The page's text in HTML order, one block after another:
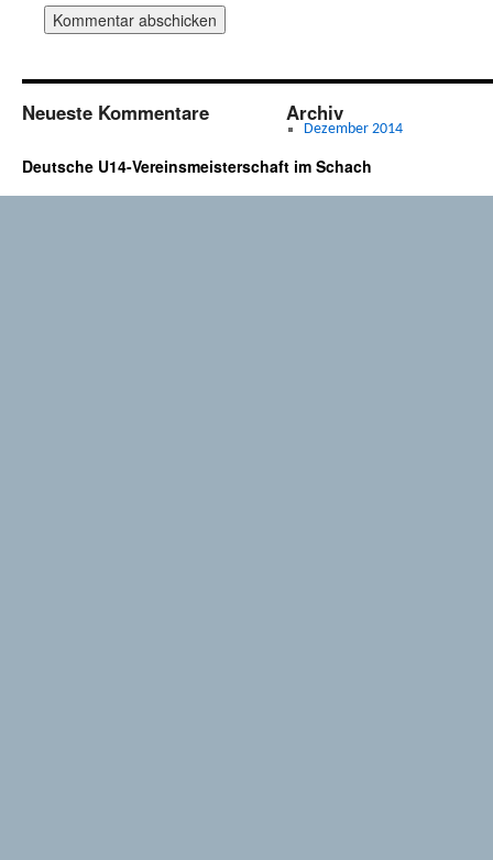
Neueste Kommentare Archiv
Dezember 2014
Deutsche U14-Vereinsmeisterschaft im Schach